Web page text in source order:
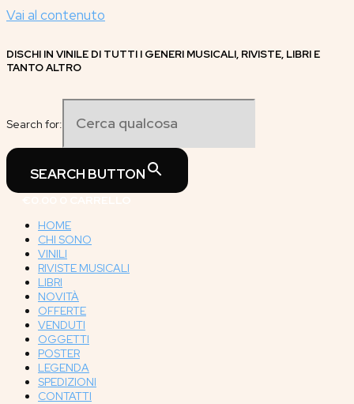
Vai al contenuto
DISCHI IN VINILE DI TUTTI I GENERI MUSICALI, RIVISTE, LIBRI E
TANTO ALTRO
Search for:
SEARCH BUTTON
HOME
CHI SONO
VINILI
RIVISTE MUSICALI
LIBRI
NOVITÀ
OFFERTE
VENDUTI
OGGETTI
POSTER
LEGENDA
SPEDIZIONI
CONTATTI